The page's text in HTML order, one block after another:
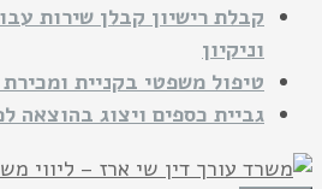
קבלת רישיון קבלן שירות
וניקיון
טיפול משפטי בקניית
גביית כספים ויצוג בהוצאה